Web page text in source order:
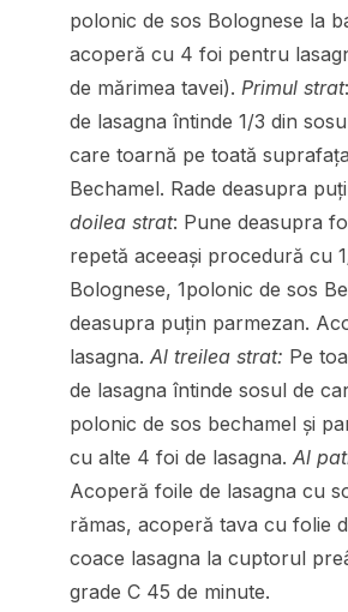
polonic de sos Bolognese la
acoperă cu 4 foi pentru
de mărimea tavei). Primul strat
de lasagna întinde 1/3 din
care toarnă pe toată
Bechamel. Rade deasupra
doilea strat: Pune deasupra
repetă aceeași procedură cu
Bolognese, 1polonic de sos
deasupra puțin parmezan.
lasagna. Al treilea strat: Pe
de lasagna întinde sosul de
polonic de sos bechamel și
cu alte 4 foi de lasagna. Al
Acoperă foile de lasagna cu
rămas, acoperă tava cu folie
coace lasagna la cuptorul
grade C 45 de minute.